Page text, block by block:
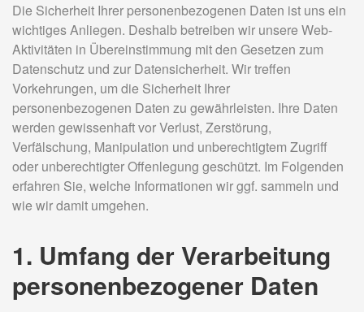
Die Sicherheit Ihrer personenbezogenen Daten ist uns ein
wichtiges Anliegen. Deshalb betreiben wir unsere Web-
Aktivitäten in Übereinstimmung mit den Gesetzen zum
Datenschutz und zur Datensicherheit. Wir treffen
Vorkehrungen, um die Sicherheit Ihrer
personenbezogenen Daten zu gewährleisten. Ihre Daten
werden gewissenhaft vor Verlust, Zerstörung,
Verfälschung, Manipulation und unberechtigtem Zugriff
oder unberechtigter Offenlegung geschützt. Im Folgenden
erfahren Sie, welche Informationen wir ggf. sammeln und
wie wir damit umgehen.
1. Umfang der Verarbeitung
personenbezogener Daten